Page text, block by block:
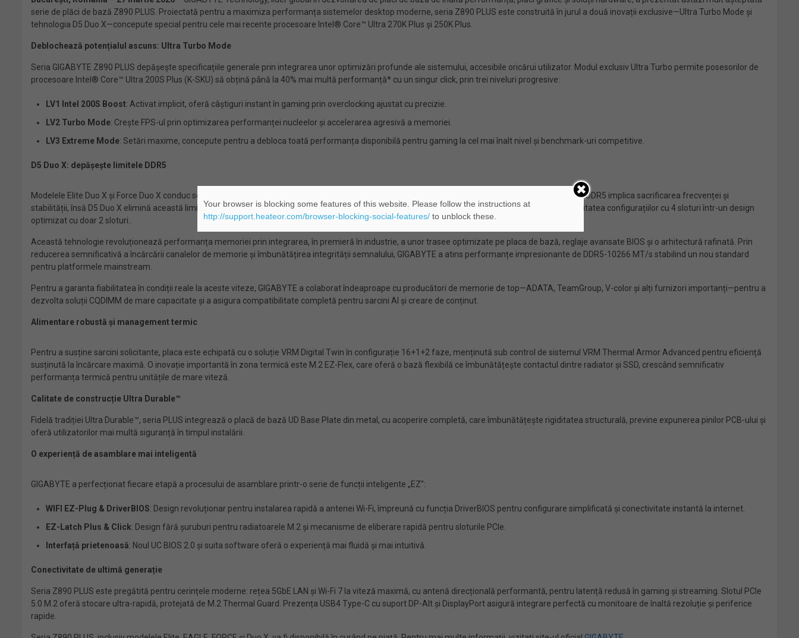
serie de plăci de bază Z890 PLUS. Proiectată pentru a maximiza performanța sistemelor desktop moderne, seria Z890 PLUS este construită în jurul a două inovații exclusive—Ultra Turbo Mode și
tehnologia D5 Duo X—concepute special pentru cele mai recente procesoare Intel® Core™ Ultra 270K Plus și 250K Plus.
Deblochează potențialul ascuns: Ultra Turbo Mode
Seria GIGABYTE Z890 PLUS depășește specificațiile generale prin integrarea unor optimizări profunde ale sistemului, accesibile oricărui utilizator. Modul exclusiv Ultra Turbo permite posesorilor de
procesoare Intel® Core™ Ultra 200S Plus (K-SKU) să obțină până la 40% mai multă performanță* cu un singur click, prin trei niveluri progresive:
LV1 Intel 200S Boost: Activat implicit, oferă câștiguri instant în gaming prin overclocking ajustat cu precizie.
LV2 Turbo Mode: Crește FPS-ul prin optimizarea performanței nucleelor și accelerarea agresivă a memoriei.
LV3 Extreme Mode: Setări maxime, concepute pentru a debloca toată performanța disponibilă pentru gaming la cel mai înalt nivel și benchmark-uri competitive.
D5 Duo X: depășește limitele DDR5
Modelele Elite Duo X și Force Duo X conduc seria GIGABYTE Z890 PLUS cu tehnologia revoluționară D5 Duo X. În mod tradițional, creșterea capacității DDR5 implica sacrificarea frecvenței și
stabilității, însă D5 Duo X elimină această limitare. Prin suport pentru standardul CQDIMM, cu compatibilitate pentru CUDIMM, tehnologia oferă capacitatea configurațiilor cu 4 sloturi într-un design
optimizat cu doar 2 sloturi..
Această tehnologie revoluționează performanța memoriei prin integrarea, în premieră în industrie, a unor trasee optimizate pe placa de bază, reglaje avansate BIOS și o arhitectură rafinată. Prin
reducerea semnificativă a încărcării canalelor de memorie și îmbunătățirea integrității semnalului, GIGABYTE a atins performanțe impresionante de DDR5-10266 MT/s stabilind un nou standard
pentru platformele mainstream.
Pentru a garanta fiabilitatea în condiții reale la aceste viteze, GIGABYTE a colaborat îndeaproape cu producători de memorie de top—ADATA, TeamGroup, V-color și alți furnizori importanți—pentru a
dezvolta soluții CQDIMM de mare capacitate și a asigura compatibilitate completă pentru sarcini AI și creare de conținut.
Alimentare robustă și management termic
Pentru a susține sarcini solicitante, placa este echipată cu o soluție VRM Digital Twin în configurație 16+1+2 faze, menținută sub control de sistemul VRM Thermal Armor Advanced pentru eficiență
susținută la încărcare maximă. O inovație importantă în zona termică este M.2 EZ-Flex, care oferă o bază flexibilă ce îmbunătățește contactul dintre radiator și SSD, crescând semnificativ
performanța termică pentru unitățile de mare viteză.
Calitate de construcție Ultra Durable™
Fidelă tradiției Ultra Durable™, seria PLUS integrează o placă de bază UD Base Plate din metal, cu acoperire completă, care îmbunătățește rigiditatea structurală, previne expunerea pinilor PCB-ului și
oferă utilizatorilor mai multă siguranță în timpul instalării.
O experiență de asamblare mai inteligentă
GIGABYTE a perfecționat fiecare etapă a procesului de asamblare printr-o serie de funcții inteligente „EZ”:
WIFI EZ-Plug & DriverBIOS: Design revoluționar pentru instalarea rapidă a antenei Wi-Fi, împreună cu funcția DriverBIOS pentru configurare simplificată și conectivitate instantă la internet.
EZ-Latch Plus & Click: Design fără șuruburi pentru radiatoarele M.2 și mecanisme de eliberare rapidă pentru sloturile PCIe.
Interfață prietenoasă: Noul UC BIOS 2.0 și suita software oferă o experiență mai fluidă și mai intuitivă.
Conectivitate de ultimă generație
Seria Z890 PLUS este pregătită pentru cerințele moderne: rețea 5GbE LAN și Wi-Fi 7 la viteză maximă, cu antenă direcțională performantă, pentru latență redusă în gaming și streaming. Slotul PCIe
5.0 M.2 oferă stocare ultra-rapidă, protejată de M.2 Thermal Guard. Prezența USB4 Type-C cu suport DP-Alt și DisplayPort asigură integrare perfectă cu monitoare de înaltă rezoluție și periferice
rapide.
Your browser is blocking some features of this website. Please follow the instructions at
http://support.heateor.com/browser-blocking-social-features/to unblock these.